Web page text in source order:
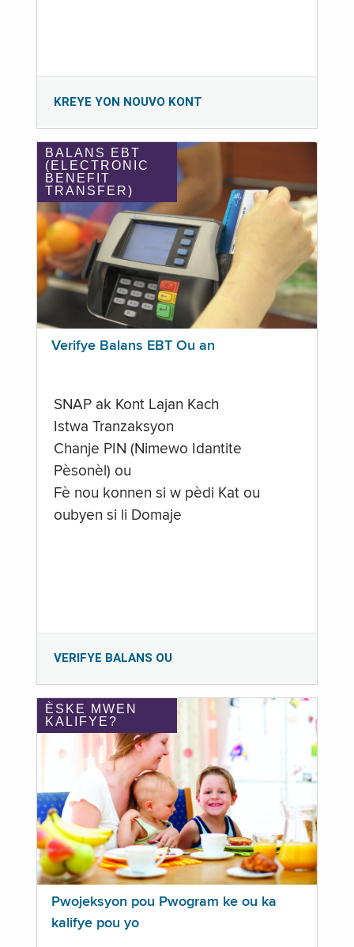
KREYE YON NOUVO KONT
BALANS EBT
(ELECTRONIC
BENEFIT
TRANSFER)
Verifye Balans EBT Ou an
SNAP ak Kont Lajan Kach
Istwa Tranzaksyon
Chanje PIN (Nimewo Idantite
Pèsonèl) ou
Fè nou konnen si w pèdi Kat ou
oubyen si li Domaje
VERIFYE BALANS OU
ÈSKE MWEN
KALIFYE?
Pwojeksyon pou Pwogram ke ou ka
kalifye pou yo